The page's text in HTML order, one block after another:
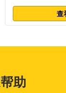
查
助